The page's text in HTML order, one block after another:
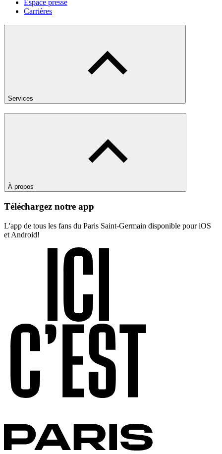
Espace presse
Carrières
Services
À propos
Téléchargez notre app
L'app de tous les fans du Paris Saint-Germain disponible pour iOS
et Android!